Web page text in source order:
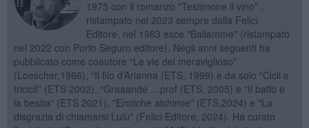
1975 con il romanzo "Testimone il vino" ,
ristampato nel 2023 sempre dalla Felici
Editore, nel 1983 esce "Bailamme" (ristampato
nel 2022 con Porto Seguro editore). Negli anni seguenti ha
pubblicato come coautore “Le vie del meraviglioso”
(Loescher,1966), “Il filo d’Arianna (ETS, 1999) e da solo “Cicli e
tricicli” (ETS 2002), “Graaande …prof (ETS, 2005) e “Il baffo e
la bestia” (ETS 2021), "Erotiche alchimie" (ETS,2024) e "La
disgrazia di chiamarsi Lulù" (Felici Editore, 2024). Ha curato